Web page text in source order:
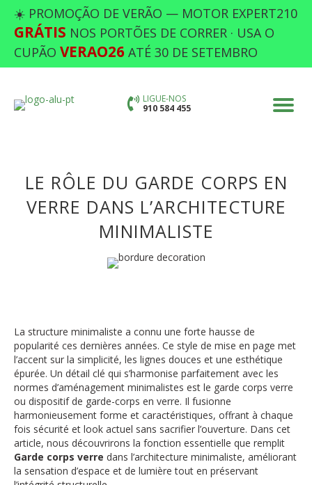
☀️ PROMOÇÃO DE VERÃO — MOTOR EXPERT210
GRÁTIS NOS PORTÕES DE CORRER · USA O
CUPÃO VERAO26 ATÉ 30 DE SETEMBRO
LIGUE-NOS
910 584 455
LE RÔLE DU GARDE CORPS EN
VERRE DANS L’ARCHITECTURE
MINIMALISTE
La structure minimaliste a connu une forte hausse de
popularité ces dernières années. Ce style de mise en page met
l’accent sur la simplicité, les lignes douces et une esthétique
épurée. Un détail clé qui s’harmonise parfaitement avec les
normes d’aménagement minimalistes est le garde corps verre
ou dispositif de garde-corps en verre. Il fusionne
harmonieusement forme et caractéristiques, offrant à chaque
fois sécurité et look actuel sans sacrifier l’ouverture. Dans cet
article, nous découvrirons la fonction essentielle que remplit
Garde corps verre dans l’architecture minimaliste, améliorant
la sensation d’espace et de lumière tout en préservant